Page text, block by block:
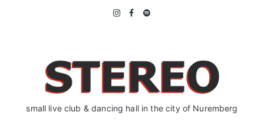
small live club & dancing hall in the city of Nuremberg